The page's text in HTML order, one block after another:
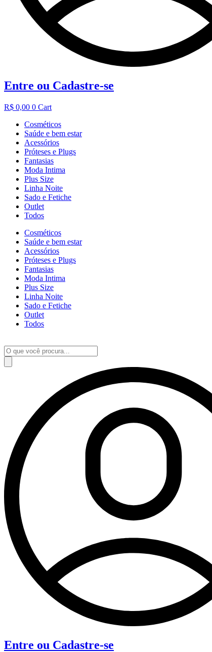
Entre ou Cadastre-se
R$ 0,00 0 Cart
Cosméticos
Saúde e bem estar
Acessórios
Próteses e Plugs
Fantasias
Moda Intima
Plus Size
Linha Noite
Sado e Fetiche
Outlet
Todos
Cosméticos
Saúde e bem estar
Acessórios
Próteses e Plugs
Fantasias
Moda Intima
Plus Size
Linha Noite
Sado e Fetiche
Outlet
Todos
Pesquisar
produtos
Entre ou Cadastre-se